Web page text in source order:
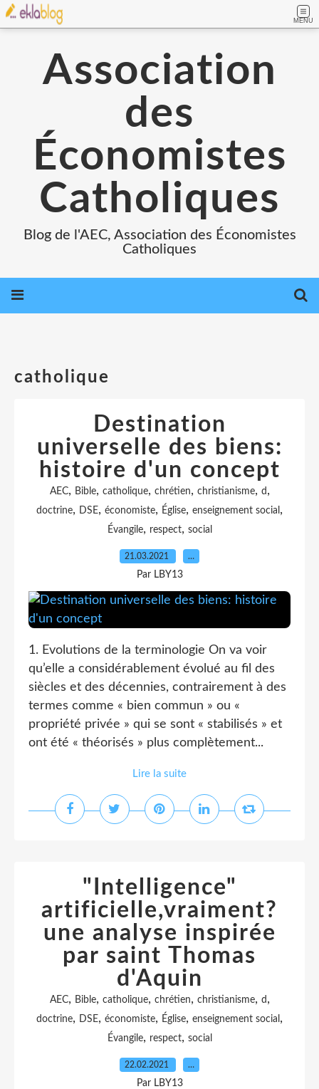
MENU
Association
des
Économistes
Catholiques
Blog de l'AEC, Association des Économistes
Catholiques
catholique
Destination
universelle des biens:
histoire d'un concept
AEC, Bible, catholique, chrétien, christianisme, d ,
doctrine, DSE, économiste, Église, enseignement social ,
Évangile, respect, social
21.03.2021 …
Par LBY13
1. Evolutions de la terminologie On va voir
qu’elle a considérablement évolué au fil des
siècles et des décennies, contrairement à des
termes comme « bien commun » ou «
propriété privée » qui se sont « stabilisés » et
ont été « théorisés » plus complètement...
Lire la suite
"Intelligence"
artificielle,vraiment?
une analyse inspirée
par saint Thomas
d'Aquin
AEC, Bible, catholique, chrétien, christianisme, d ,
doctrine, DSE, économiste, Église, enseignement social ,
Évangile, respect, social
22.02.2021 …
Par LBY13